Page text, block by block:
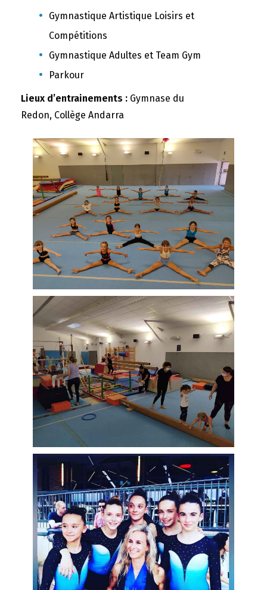
Gymnastique Artistique Loisirs et
Compétitions
Gymnastique Adultes et Team Gym
Parkour
Lieux d’entrainements : Gymnase du
Redon, Collège Andarra